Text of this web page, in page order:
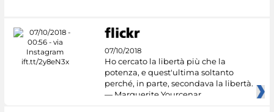
07/10/2018
Ho cercato la libertà più che la
potenza, e quest'ultima soltanto
perché, in parte, secondava la libertà.
— Marguerite Yourcenar